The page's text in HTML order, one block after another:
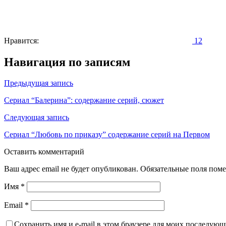
Нравится: 12
Навигация по записям
Предыдущая запись
Сериал “Балерина”: содержание серий, сюжет
Следующая запись
Сериал “Любовь по приказу” содержание серий на Первом
Оставить комментарий
Ваш адрес email не будет опубликован. Обязательные поля
Имя *
Email *